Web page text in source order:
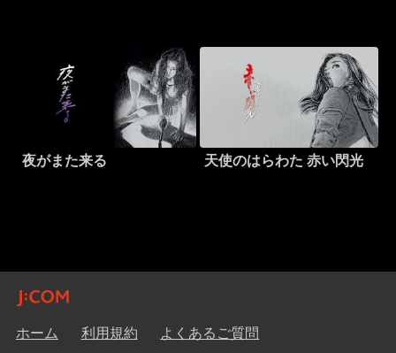
夜がまた来る 天使のはらわた 赤い閃光
ホーム 利用規約 よくあるご質問